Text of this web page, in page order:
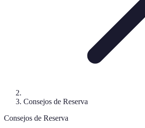
Consejos de Reserva
Consejos de Reserva